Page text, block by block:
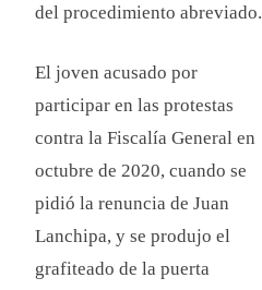
del procedimiento abreviado.
El joven acusado por
participar en las protestas
contra la Fiscalía General en
octubre de 2020, cuando se
pidió la renuncia de Juan
Lanchipa, y se produjo el
grafiteado de la puerta